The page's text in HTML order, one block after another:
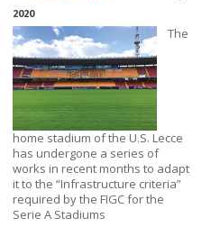
2020
The
home stadium of the U.S. Lecce
has undergone a series of
works in recent months to adapt
it to the “Infrastructure criteria”
required by the FIGC for the
Serie A Stadiums